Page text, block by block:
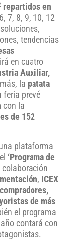
repartidos en
7, 8, 9, 10, 12
tendencias
en cuatro
Auxiliar,
la patata
feria prevé
con la
de 152
plataforma
‘Programa de
colaboración
, ICEX
de más
el programa
contará con